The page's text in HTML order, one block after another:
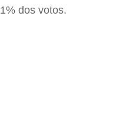
dos votos.